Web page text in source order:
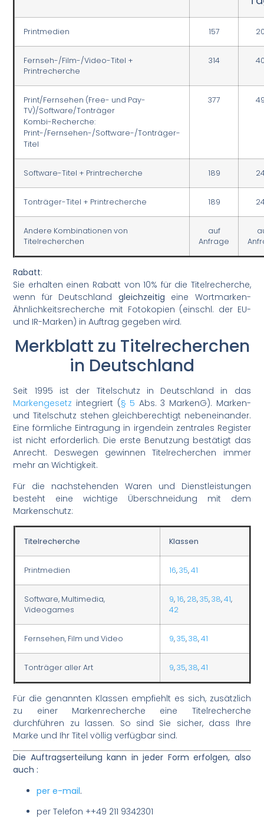
Printmedien 157
Fernseh-/Film-/Video-Titel +
Printrecherche
314
Print/Fernsehen (Free- und Pay-
TV)/Software/Tonträger
Kombi-Recherche:
Print-/Fernsehen-/Software-/Tonträger-
Titel
377
Software-Titel + Printrecherche 189
Tonträger-Titel + Printrecherche 189
Andere Kombinationen von
Titelrecherchen
auf
Anfrage
Rabatt:
Sie erhalten einen Rabatt von 10% für die Titelrecherche,
wenn für Deutschland gleichzeitig eine Wortmarken-
Ähnlichkeitsrecherche mit Fotokopien (einschl. der EU-
und IR-Marken) in Auftrag gegeben wird.
Merkblatt zu Titelrecherchen
in Deutschland
Seit 1995 ist der Titelschutz in Deutschland in das
Markengesetz integriert (§ 5 Abs. 3 MarkenG). Marken-
und Titelschutz stehen gleichberechtigt nebeneinander.
Eine förmliche Eintragung in irgendein zentrales Register
ist nicht erforderlich. Die erste Benutzung bestätigt das
Anrecht. Deswegen gewinnen Titelrecherchen immer
mehr an Wichtigkeit.
Für die nachstehenden Waren und Dienstleistungen
besteht eine wichtige Überschneidung mit dem
Markenschutz:
Titelrecherche Klassen
Printmedien 16,35,41
Software, Multimedia,
Videogames
9,16, 28,35,38,41,
42
Fernsehen, Film und Video 9,35,38,41
Tonträger aller Art 9,35,38,41
Für die genannten Klassen empfiehlt es sich, zusätzlich
zu einer Markenrecherche eine Titelrecherche
durchführen zu lassen. So sind Sie sicher, dass Ihre
Marke und Ihr Titel völlig verfügbar sind.
Die Auftragserteilung kann in jeder Form erfolgen, also
auch :
per e-mail.
per Telefon ++49 211 9342301